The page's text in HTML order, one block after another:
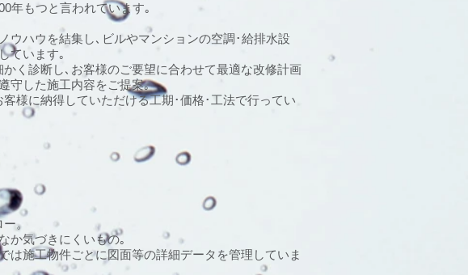
年もつと言われています｡
ウハウを結集し､ビルやマンションの空調･給排水設
ています｡
く診断し､お客様のご要望に合わせて最適な改修計画
守した施工内容をご提案｡
様に納得していただける工期･価格･工法で行ってい
。
か気づきにくいもの｡
は施工物件ごとに図面等の詳細データを管理していま